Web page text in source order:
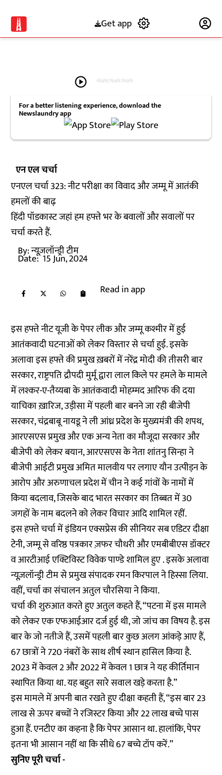
Get app
play_circle -NaN:NaN:NaN
For a better listening experience, download the
Newslaundry app
एन एल चर्चा
एनएल चर्चा 323: नीट परीक्षा का विवाद और जम्मू में आतंकी
हमलों की बाढ़
हिंदी पॉडकास्ट जहां हम हफ्ते भर के बवालों और सवालों पर
चर्चा करते हैं.
By:न्यूज़लॉन्ड्री टीम
Date: 15 Jun, 2024
Read in app
इस हफ्ते नीट यूजी के पेपर लीक और जम्मू कश्मीर में हुई
आतंकवादी घटनाओं को लेकर विस्तार से चर्चा हुई. इसके
अलावा इस हफ्ते की प्रमुख ख़बरों में नरेंद्र मोदी की तीसरी बार
सरकार, राष्ट्रपति द्रौपदी मुर्मू द्वारा लाल किले पर हमले के मामले
में लश्कर-ए-तैय्यबा के आतंकवादी मोहम्मद आरिफ की दया
याचिका ख़ारिज, उड़ीसा में पहली बार बनने जा रही बीजेपी
सरकार, चंद्रबाबू नायडू ने ली आंध्र प्रदेश के मुख्यमंत्री की शपथ,
आरएसएस प्रमुख और एक अन्य नेता का मौजूदा सरकार और
बीजेपी को लेकर बयान, आरएसएस के नेता शांतनु सिन्हा ने
बीजेपी आईटी प्रमुख अमित मालवीय पर लगाए यौन उत्पीड़न के
आरोप और अरुणाचल प्रदेश में चीन ने कई गांवों के नामों में
किया बदलाव, जिसके बाद भारत सरकार का तिब्बत में 30
जगहों के नाम बदलने को लेकर विचार आदि शामिल रहीं.
इस हफ्ते चर्चा में इंडियन एक्सप्रेस की सीनियर सब एडिटर दीक्षा
टेनी, जम्मू से वरिष्ठ पत्रकार ज़फर चौधरी और एमबीबीएस डॉक्टर
व आरटीआई एक्टिविस्ट विवेक पाण्डे शामिल हुए . इसके अलावा
न्यूज़लॉन्ड्री टीम से प्रमुख संपादक रमन किरपाल ने हिस्सा लिया.
वहीं, चर्चा का संचालन अतुल चौरसिया ने किया.
चर्चा की शुरुआत करते हुए अतुल कहते हैं, “पटना में इस मामले
को लेकर एक एफआईआर दर्ज हुई थी, जो जांच का विषय है. इस
बार के जो नतीजे हैं, उसमें पहली बार कुछ अलग आंकड़े आए हैं,
67 छात्रों ने 720 नंबरों के साथ शीर्ष स्थान हासिल किया है.
2023 में केवल 2 और 2022 में केवल 1 छात्र ने यह कीर्तिमान
स्थापित किया था. यह बहुत सारे सवाल खड़े करता है.”
इस मामले में अपनी बात रखते हुए दीक्षा कहती हैं, “इस बार 23
लाख से ऊपर बच्चों ने रजिस्टर किया और 22 लाख बच्चे पास
हुआ हैं. एनटीए का कहना है कि पेपर आसान था. हालांकि, पेपर
इतना भी आसान नहीं था कि सीधे 67 बच्चे टॉप करें.”
सुनिए पूरी चर्चा -